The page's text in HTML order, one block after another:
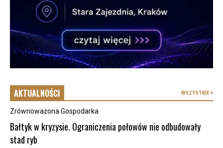
AKTUALNOŚCI WSZYSTKIE
Zrównoważona Gospodarka
Bałtyk w kryzysie. Ograniczenia połowów nie odbudowały
stad ryb